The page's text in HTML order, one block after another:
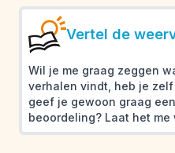
Vertel de
Wil je me graag zeggen
verhalen vindt, heb je
geef je gewoon graag
beoordeling? Laat het me